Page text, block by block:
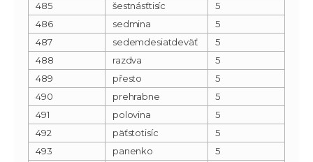
485
šestnásťtisíc
5
486
sedmina
5
487
sedemdesiatdeväť
5
488
razdva
5
489
přesto
5
490
prehrabne
5
491
polovina
5
492
päťstotisíc
5
493
panenko
5